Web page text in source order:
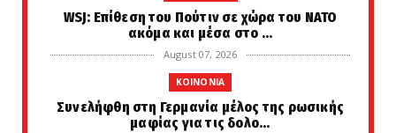
WSJ: Επίθεση του Πούτιν σε χώρα του ΝΑΤΟ
ακόμα και μέσα στο ...
August 07, 2026
KOINONIA
Συνελήφθη στη Γερμανία μέλος της ρωσικής
μαφίας για τις δολο...